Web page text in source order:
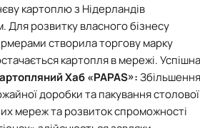
картоплю з Нідерландів
Для розвитку власного бізнесу
створила торгову марку
картопля в мережі. Успішна
Хаб «PAPAS»:Збільшення
доробки та пакування столової
мереж та розвиток спроможності